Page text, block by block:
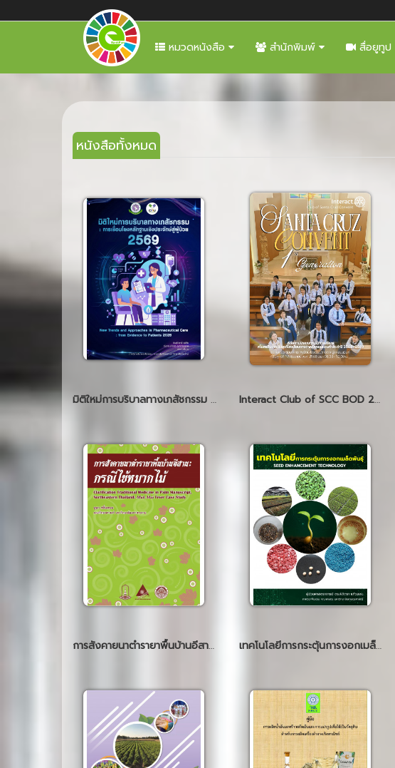
หมวดหนังสือ สำนักพิมพ์ สื่อยูทูป
หนังสือทั้งหมด
มิติใหม่การบริบาลทางเภสัชกรรม : การเชื่อมโยงหลักฐานเชิงประจักษ์สู่ผู้ป่วย 2569 Interact Club of SCC BOD 2025-2026
การสังคายนาตำรายาพื้นบ้านอีสาน: กรณีไข้หมากไม้ เทคโนโลยีการกระตุ้นการงอกเมล็ดพันธุ์ SEED ENHANCEMENT TECHNOLOGY